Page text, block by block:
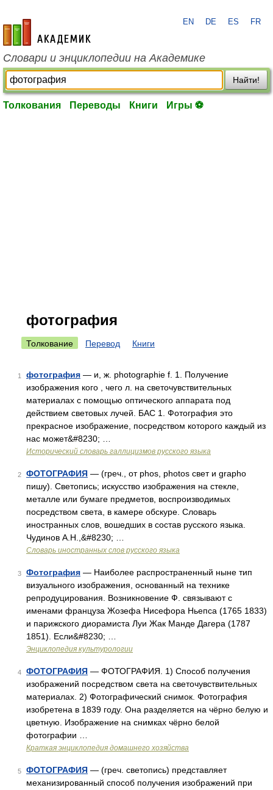
academic.ru
EN DE ES FR
Словари и энциклопедии на Академике
Найти!
Толкования Переводы Книги Игры ⚽
фотография
Толкование Перевод Книги
1 фотография — и, ж. photographie f. 1. Получение
изображения кого , чего л. на светочувствительных
материалах с помощью оптического аппарата под
действием световых лучей. БАС 1. Фотография это
прекрасное изображение, посредством которого каждый из
нас может&#8230; …
Исторический словарь галлицизмов русского языка
2 ФОТОГРАФИЯ — (греч., от phos, photos свет и grapho
пишу). Светопись; искусство изображения на стекле,
металле или бумаге предметов, воспроизводимых
посредством света, в камере обскуре. Словарь
иностранных слов, вошедших в состав русского языка.
Чудинов А.Н.,&#8230; …
Словарь иностранных слов русского языка
3 Фотография — Наиболее распространенный ныне тип
визуального изображения, основанный на технике
репродуцирования. Возникновение Ф. связывают с
именами француза Жозефа Нисефора Ньепса (1765 1833)
и парижского диорамиста Луи Жак Манде Дагера (1787
1851). Если&#8230; …
Энциклопедия культурологии
4 ФОТОГРАФИЯ — ФОТОГРАФИЯ. 1) Способ получения
изображений посредством света на светочувствительных
материалах. 2) Фотографический снимок. Фотография
изобретена в 1839 году. Она разделяется на чёрно белую и
цветную. Изображение на снимках чёрно белой
фотографии …
Краткая энциклопедия домашнего хозяйства
5 ФОТОГРАФИЯ — (греч. светопись) представляет
механизированный способ получения изображений при